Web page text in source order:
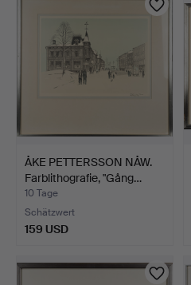
ÅKE PETTERSSON NÅW.
Farblithografie, "Gång…
10 Tage
Schätzwert
159 USD